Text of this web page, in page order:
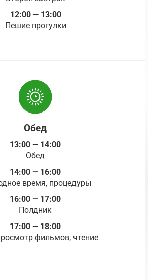
12:00 — 13:00
Пешие прогулки
Обед
13:00 — 14:00
Обед
14:00 — 16:00
время, процедуры
16:00 — 17:00
Полдник
17:00 — 18:00
фильмов, чтение